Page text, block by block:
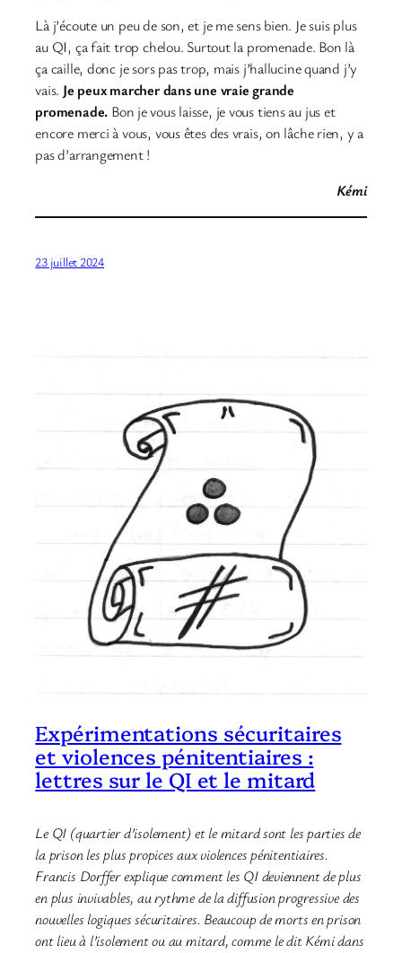
Là j’écoute un peu de son, et je me sens bien. Je suis plus
au QI, ça fait trop chelou. Surtout la promenade. Bon là
ça caille, donc je sors pas trop, mais j’hallucine quand j’y
vais. Je peux marcher dans une vraie grande
promenade. Bon je vous laisse, je vous tiens au jus et
encore merci à vous, vous êtes des vrais, on lâche rien, y a
pas d’arrangement !
Kémi
23 juillet 2024
Expérimentations sécuritaires
et violences pénitentiaires :
lettres sur le QI et le mitard
Le QI (quartier d’isolement) et le mitard sont les parties de
la prison les plus propices aux violences pénitentiaires.
Francis Dorffer explique comment les QI deviennent de plus
en plus invivables, au rythme de la diffusion progressive des
nouvelles logiques sécuritaires. Beaucoup de morts en prison
ont lieu à l’isolement ou au mitard, comme le dit Kémi dans